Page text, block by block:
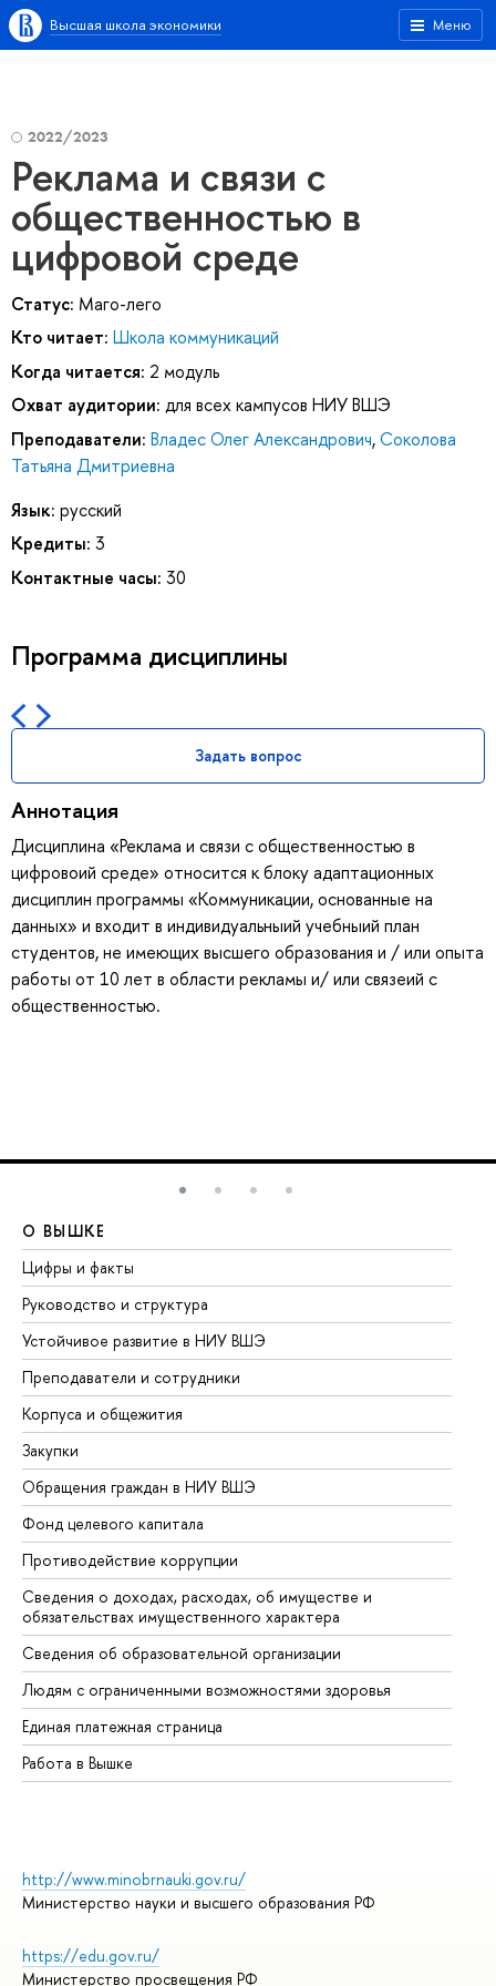
Меню
Высшая школа экономики
2022/2023
Реклама и связи с
общественностью в
цифровой среде
Статус: Маго-лего
Кто читает: Школа коммуникаций
Когда читается: 2 модуль
Охват аудитории: для всех кампусов НИУ ВШЭ
Преподаватели: Владес Олег Александрович,Соколова
Татьяна Дмитриевна
Язык: русский
Кредиты: 3
Контактные часы: 30
Программа дисциплины
Задать вопрос
Аннотация
Дисциплина «Реклама и связи с общественностью в
цифровоий среде» относится к блоку адаптационных
дисциплин программы «Коммуникации, основанные на
данных» и входит в индивидуальныий учебныий план
студентов, не имеющих высшего образования и / или опыта
работы от 10 лет в области рекламы и/ или связеий с
общественностью.
О ВЫШКЕ
Цифры и факты
Руководство и структура
Устойчивое развитие в НИУ ВШЭ
Преподаватели и сотрудники
Корпуса и общежития
Закупки
Обращения граждан в НИУ ВШЭ
Фонд целевого капитала
Противодействие коррупции
Сведения о доходах, расходах, об имуществе и
обязательствах имущественного характера
Сведения об образовательной организации
Людям с ограниченными возможностями здоровья
Единая платежная страница
Работа в Вышке
http://www.minobrnauki.gov.ru/
Министерство науки и высшего образования РФ
https://edu.gov.ru/
Министерство просвещения РФ